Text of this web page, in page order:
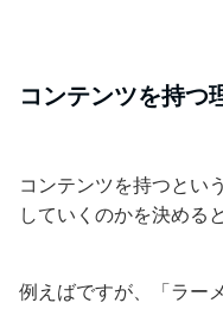
コンテンツを持つ
コンテンツを持つとい
していくのかを決める
例えばですが、「ラー